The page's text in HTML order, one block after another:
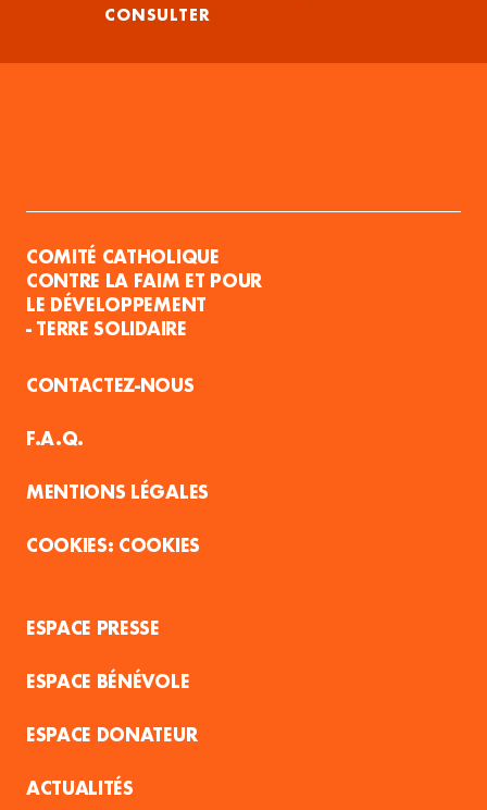
CONSULTER
COMITÉ CATHOLIQUE
CONTRE LA FAIM ET POUR
LE DÉVELOPPEMENT
- TERRE SOLIDAIRE
CONTACTEZ-NOUS
F.A.Q.
MENTIONS LÉGALES
COOKIES
ESPACE PRESSE
ESPACE BÉNÉVOLE
ESPACE DONATEUR
ACTUALITÉS